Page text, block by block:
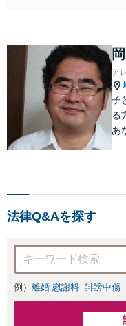
ア
子
る
あ
法律Q&Aを探す
例） 離婚 慰謝料 誹謗中傷